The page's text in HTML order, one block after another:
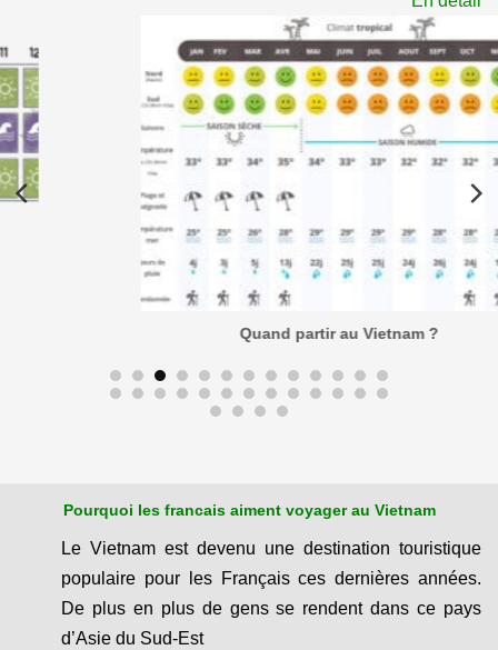
Quand partir au Vietnam ?
Pourquoi les francais aiment voyager au Vietnam
Le Vietnam est devenu une destination touristique
populaire pour les Français ces dernières années.
De plus en plus de gens se rendent dans ce pays
d’Asie du Sud-Est